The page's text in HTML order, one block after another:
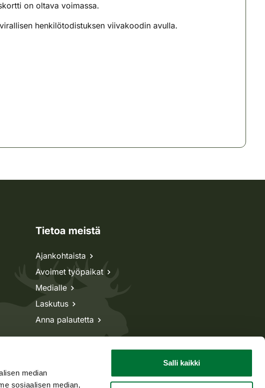
median
sosiaalisen median,
Salli kaikki
on oltava voimassa.
henkilötodistuksen viivakoodin avulla.
Tietoa meistä
Ajankohtaista
Avoimet työpaikat
Medialle
Laskutus
Anna palautetta